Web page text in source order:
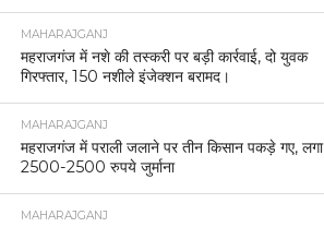
MAHARAJGANJ
महराजगंज में नशे की तस्करी पर बड़ी कार्रवाई, दो युवक
गिरफ्तार, 150 नशीले इंजेक्शन बरामद।
MAHARAJGANJ
महराजगंज में पराली जलाने पर तीन किसान पकड़े गए, लगा
2500-2500 रुपये जुर्माना
MAHARAJGANJ